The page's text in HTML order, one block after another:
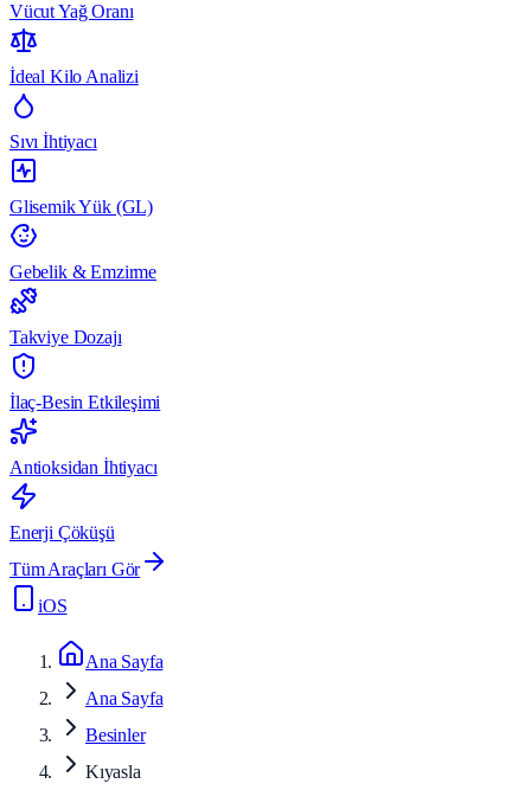
Vücut Yağ Oranı
İdeal Kilo Analizi
Sıvı İhtiyacı
Glisemik Yük (GL)
Gebelik & Emzirme
Takviye Dozajı
İlaç-Besin Etkileşimi
Antioksidan İhtiyacı
Enerji Çöküşü
Tüm Araçları Gör
iOS
Ana Sayfa
Ana Sayfa
Besinler
Kıyasla